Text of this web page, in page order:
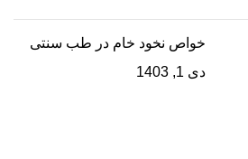
خواص نخود خام در طب سنتی
دی 1, 1403